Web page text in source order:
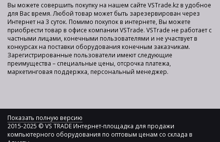
Вы можете совершить покупку на нашем сайте VSTrade.kz в удобное
для Вас время. Любой товар может быть зарезервирован через
Интернет на 3 суток. Помимо покупок в интернете, Вы можете
приобрести товар в офисе компании VSTrade. VSTrade не работает с
частными лицами, конечными пользователями и не участвует в
конкурсах на поставки оборудования конечным заказчикам.
Зарегистрированные пользователи имеют следующие
преимущества – специальные цены, отсрочка платежа,
маркетинговая поддержка, персональный менеджер.
Показать полную версию
2015-2025 © VS TRADE Интернет-площадка для продажи
компьютерного оборудования по оптовым ценам со склада в